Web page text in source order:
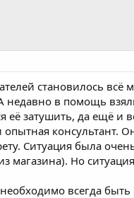
становилось
недавно в помощь
её затушить, да ещё
консультант.
Ситуация была
магазина). Но
всегда